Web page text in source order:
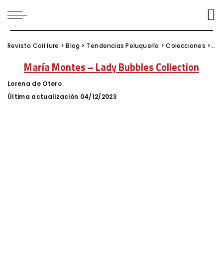
Revista Coiffure >Blog > Tendencias Peluquería >Colecciones >
María Montes – Lady Bubbles Collection
Posted
by
Lorena de Otero
Última actualización 04/12/2023